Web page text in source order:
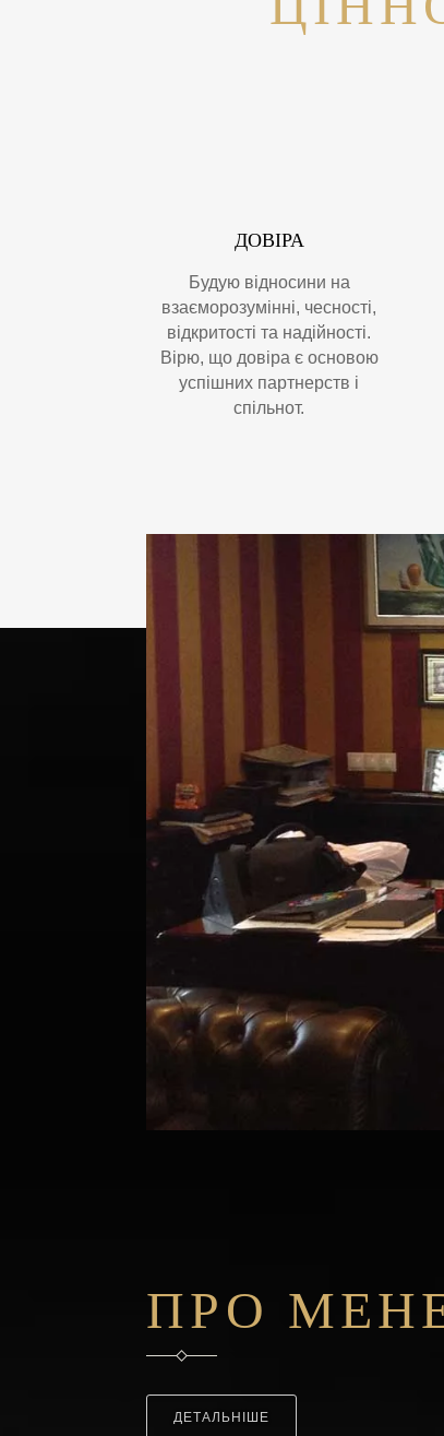
ДОВІРА
Будую відносини на
взаєморозумінні, чесності,
відкритості та надійності.
Вірю, що довіра є основою
успішних партнерств і
спільнот.
ПРО
ДЕТАЛЬНІШЕ